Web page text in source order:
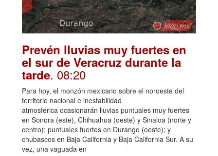
Prevén lluvias muy fuertes en
el sur de Veracruz durante la
tarde. 08:20
Para hoy, el monzón mexicano sobre el noroeste del
territorio nacional e inestabilidad
atmosférica ocasionarán lluvias puntuales muy fuertes
en Sonora (este), Chihuahua (oeste) y Sinaloa (norte y
centro); puntuales fuertes en Durango (oeste); y
chubascos en Baja California y Baja California Sur. A su
vez, una vaguada en